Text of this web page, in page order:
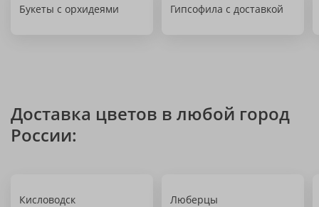
Букеты с орхидеями Гипсофила с доставкой
Доставка цветов в любой город
России:
Кисловодск Люберцы